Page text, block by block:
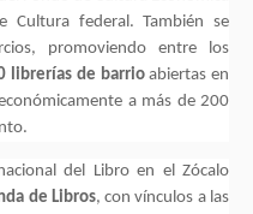
Cultura federal. También se
promoviendo entre los
librerías de barrio abiertas en
a más de 200
del Libro en el Zócalo
de Libros, con vínculos a las